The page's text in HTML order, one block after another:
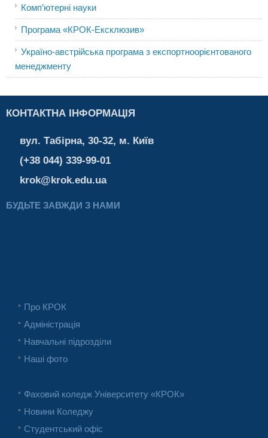
Комп’ютерні науки
Програма «КРОК-Ексклюзив»
Україно-австрійська програма з експортноорієнтованого
менеджменту
КОНТАКТНА ІНФОРМАЦІЯ
вул. Табірна, 30-32, м. Київ
(+38 044) 339-99-01
krok@krok.edu.ua
БУДЬТЕ ЗАВЖДИ З НАМИ
Про КРОК
Адміністрація
Навчальні підрозділи
Наші фото
Фаховий коледж Університету «КРОК»
Новини Коледжу
Студентський офіс